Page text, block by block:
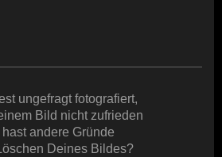
ungefragt fotografiert,
Bild nicht zufrieden
andere Gründe
Deines Bildes?